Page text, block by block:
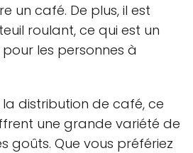
un café. De plus, il est
roulant, ce qui est un
les personnes à
la distribution de café, ce
une grande variété de
goûts. Que vous préfériez